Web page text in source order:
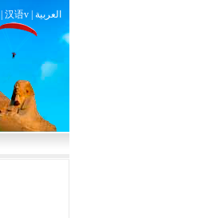
汉语v | العربية